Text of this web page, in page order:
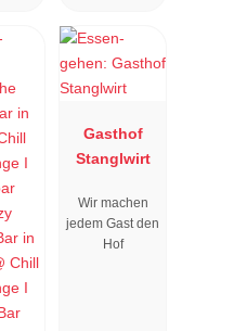
Gasthof
Stanglwirt
Wir machen
jedem Gast den
Hof